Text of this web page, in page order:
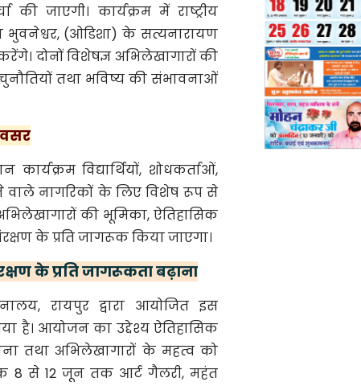
जाएगी। कार्यक्रम में राष्ट्रीय
भुवनेश्वर, (ओडिशा) के सत्यनारायण
दोनों विशेषज्ञ अभिलेखागारों की
तथा भविष्य की संभावनाओं
विद्यार्थियों, शोधकर्ताओं,
वाले नागरिकों के लिए विशेष रूप से
की भूमिका, ऐतिहासिक
के प्रति जागरूक किया जाएगा।
के प्रति जागरूकता बढ़ाना
रायपुर द्वारा आयोजित इस
है। आयोजन का उद्देश्य ऐतिहासिक
तथा अभिलेखागारों के महत्व को
8 से 12 जून तक आर्ट गैलरी, महंत